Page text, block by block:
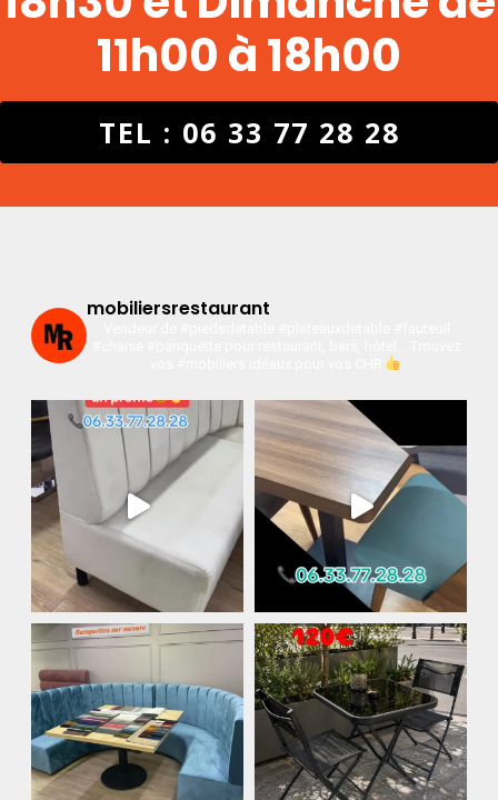
11h00 à 18h00
TEL : 06 33 77 28 28
mobiliersrestaurant